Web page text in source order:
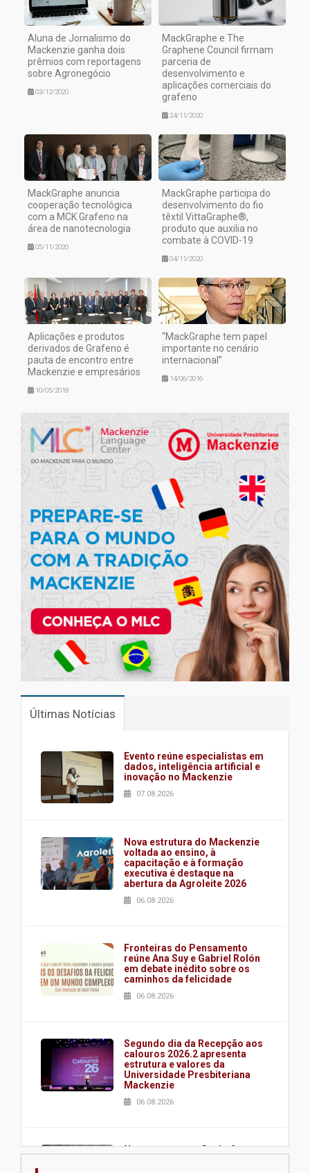
Aluna de Jornalismo do
Mackenzie ganha dois
prêmios com reportagens
sobre Agronegócio
03/12/2020
MackGraphe e The
Graphene Council firmam
parceria de
desenvolvimento e
aplicações comerciais do
grafeno
24/11/2020
MackGraphe anuncia
cooperação tecnológica
com a MCK Grafeno na
área de nanotecnologia
05/11/2020
MackGraphe participa do
desenvolvimento do fio
têxtil VittaGraphe®,
produto que auxilia no
combate à COVID-19
04/11/2020
Aplicações e produtos
derivados de Grafeno é
pauta de encontro entre
Mackenzie e empresários
10/05/2018
“MackGraphe tem papel
importante no cenário
internacional”
14/06/2016
Últimas Notícias
Evento reúne especialistas em
dados, inteligência artificial e
inovação no Mackenzie
07.08.2026
Nova estrutura do Mackenzie
voltada ao ensino, à
capacitação e à formação
executiva é destaque na
abertura da Agroleite 2026
06.08.2026
Fronteiras do Pensamento
reúne Ana Suy e Gabriel Rolón
em debate inédito sobre os
caminhos da felicidade
06.08.2026
Segundo dia da Recepção aos
calouros 2026.2 apresenta
estrutura e valores da
Universidade Presbiteriana
Mackenzie
06.08.2026
Nova apresentação do Centro